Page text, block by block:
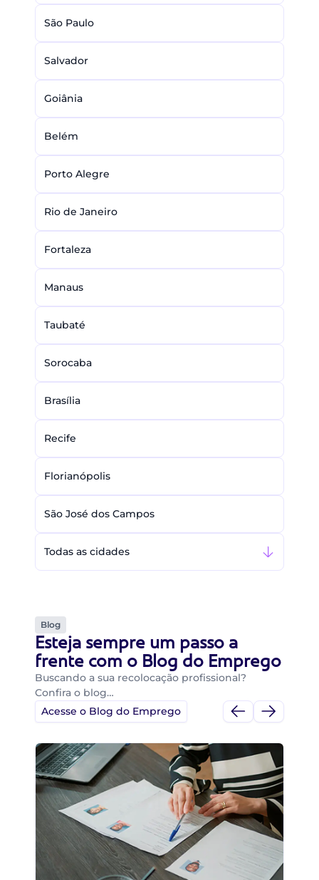
São Paulo
Salvador
Goiânia
Belém
Porto Alegre
Rio de Janeiro
Fortaleza
Manaus
Taubaté
Sorocaba
Brasília
Recife
Florianópolis
São José dos Campos
Todas as cidades
Blog
Esteja sempre um passo a
frente com o Blog do Emprego
Buscando a sua recolocação profissional?
Confira o blog…
Acesse o Blog do Emprego